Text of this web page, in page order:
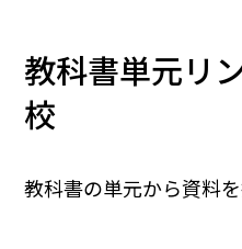
教科書単元リ
校
教科書の単元から資料を